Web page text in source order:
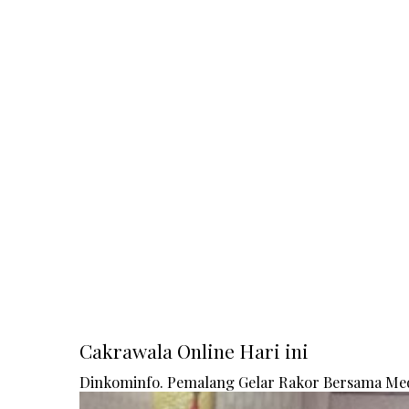
Cakrawala Online Hari ini
Dinkominfo. Pemalang Gelar Rakor Bersama